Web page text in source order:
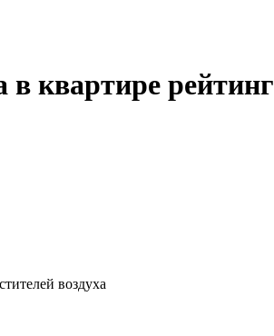
в квартире рейтинг
воздуха